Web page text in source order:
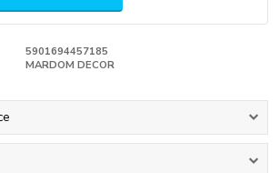
5901694457185
MARDOM DECOR